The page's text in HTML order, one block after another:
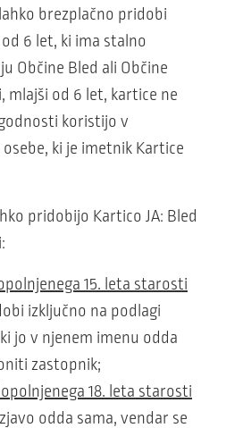
brezplačno pridobi
6 let, ki ima stalno
Občine Bled ali Občine
mlajši od 6 let, kartice ne
koristijo v
ki je imetnik Kartice
pridobijo Kartico JA: Bled
15. leta starosti
izključno na podlagi
jo v njenem imenu odda
zastopnik;
18. leta starosti
odda sama, vendar se